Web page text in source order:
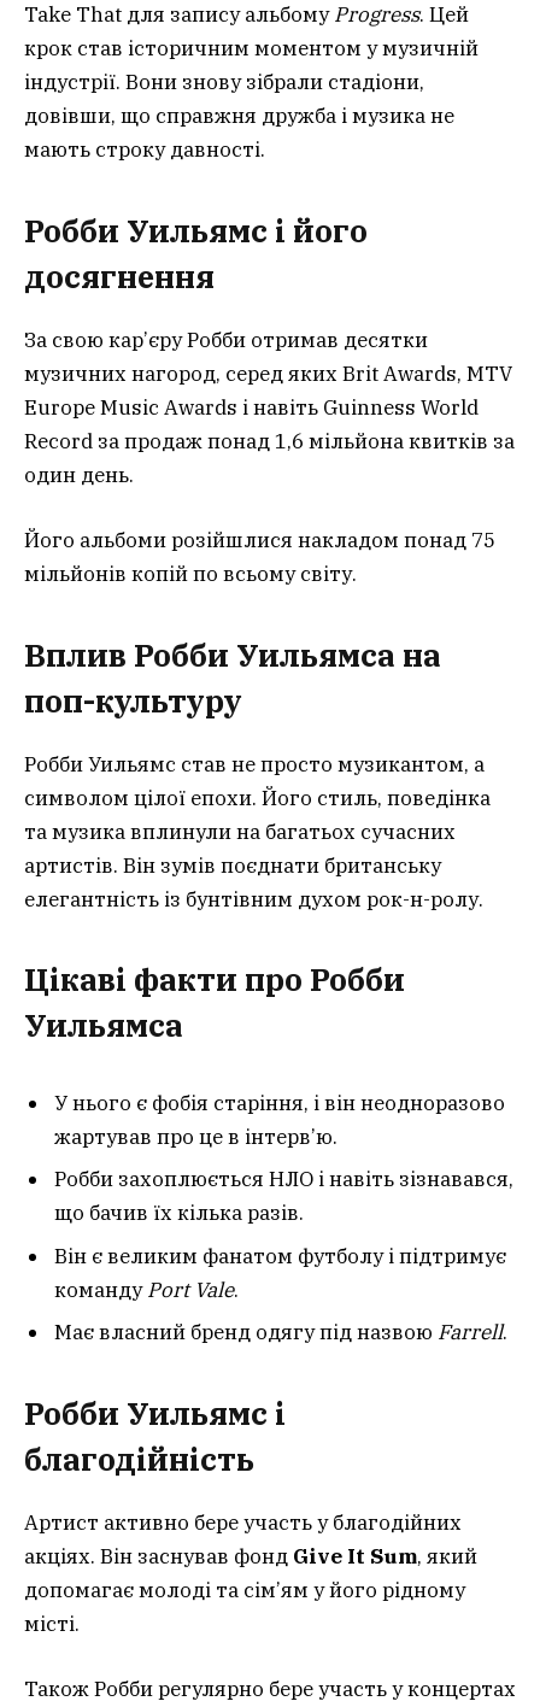
Take That для запису альбомуProgress. Цей
крок став історичним моментом у музичній
індустрії. Вони знову зібрали стадіони,
довівши, що справжня дружба і музика не
мають строку давності.
Робби Уильямс і його
досягнення
За свою кар’єру Робби отримав десятки
музичних нагород, серед яких Brit Awards, MTV
Europe Music Awards і навіть Guinness World
Record за продаж понад 1,6 мільйона квитків за
один день.
Його альбоми розійшлися накладом понад 75
мільйонів копій по всьому світу.
Вплив Робби Уильямса на
поп-культуру
Робби Уильямс став не просто музикантом, а
символом цілої епохи. Його стиль, поведінка
та музика вплинули на багатьох сучасних
артистів. Він зумів поєднати британську
елегантність із бунтівним духом рок-н-ролу.
Цікаві факти про Робби
Уильямса
У нього є фобія старіння, і він неодноразово
жартував про це в інтерв’ю.
Робби захоплюється НЛО і навіть зізнавався,
що бачив їх кілька разів.
Він є великим фанатом футболу і підтримує
командуPort Vale.
Має власний бренд одягу під назвою Farrell.
Робби Уильямс і
благодійність
Артист активно бере участь у благодійних
акціях. Він заснував фонд Give It Sum, який
допомагає молоді та сім’ям у його рідному
місті.
Також Робби регулярно бере участь у концертах